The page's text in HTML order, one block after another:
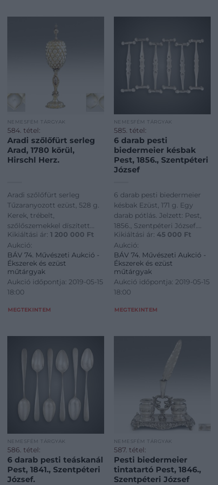
NEMESFÉM TÁRGYAK
584. tétel:
Aradi szőlőfürt serleg
Arad, 1780 körül,
Hirschl Herz.
Aradi szőlőfürt serleg
Tűzaranyozott ezüst, 528 g.
Kerek, trébelt,
szőlőszemekkel díszített
talpon kettős levélkoszorú,
rajta szőlőszár alakú nódusz
főnixmadárral. Felette
szőlőfürt formájú kehely.
Leemelhető fedelén
levélkoszorúban váza, benne
Kikiáltási ár: 1 200 000 Ft
Aukció:
BÁV 74. Művészeti Aukció -
Ékszerek és ezüst
műtárgyak
Aukció időpontja: 2019-05-15
18:00
MEGTEKINTEM
NEMESFÉM TÁRGYAK
585. tétel:
6 darab pesti
biedermeier késbak
Pest, 1856., Szentpéteri
József
6 darab pesti biedermeier
késbak Ezüst, 171 g. Egy
darab pótlás. Jelzett: Pest,
1856., Szentpéteri József.
Brestyánszky: 164, 227,325.
H.: 9,5 cm
Kikiáltási ár: 45 000 Ft
Aukció:
BÁV 74. Művészeti Aukció -
Ékszerek és ezüst
műtárgyak
Aukció időpontja: 2019-05-15
18:00
MEGTEKINTEM
NEMESFÉM TÁRGYAK
586. tétel:
6 darab pesti teáskanál
Pest, 1841., Szentpéteri
József.
NEMESFÉM TÁRGYAK
587. tétel:
Pesti biedermeier
tintatartó Pest, 1846.,
Szentpéteri József